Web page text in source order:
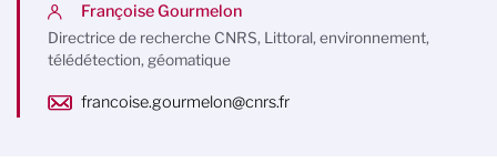
Françoise Gourmelon
Directrice de recherche CNRS, Littoral, environnement,
télédétection, géomatique
francoise.gourmelon@cnrs.fr